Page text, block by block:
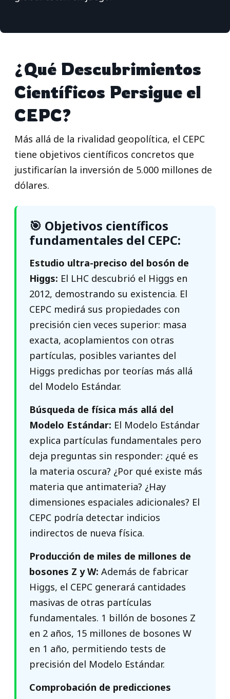
¿Qué Descubrimientos
Científicos Persigue el
CEPC?
Más allá de la rivalidad geopolítica, el CEPC
tiene objetivos científicos concretos que
justificarían la inversión de 5.000 millones de
dólares.
🎯 Objetivos científicos
fundamentales del CEPC:
Estudio ultra-preciso del bosón de
Higgs: El LHC descubrió el Higgs en
2012, demostrando su existencia. El
CEPC medirá sus propiedades con
precisión cien veces superior: masa
exacta, acoplamientos con otras
partículas, posibles variantes del
Higgs predichas por teorías más allá
del Modelo Estándar.
Búsqueda de física más allá del
Modelo Estándar: El Modelo Estándar
explica partículas fundamentales pero
deja preguntas sin responder: ¿qué es
la materia oscura? ¿Por qué existe más
materia que antimateria? ¿Hay
dimensiones espaciales adicionales? El
CEPC podría detectar indicios
indirectos de nueva física.
Producción de miles de millones de
bosones Z y W: Además de fabricar
Higgs, el CEPC generará cantidades
masivas de otras partículas
fundamentales. 1 billón de bosones Z
en 2 años, 15 millones de bosones W
en 1 año, permitiendo tests de
precisión del Modelo Estándar.
Comprobación de predicciones